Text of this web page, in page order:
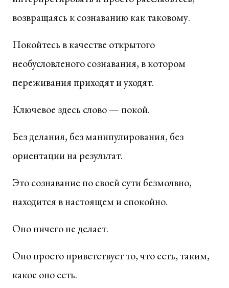
возвращаясь к сознаванию как таковому.
Покойтесь в качестве открытого
необусловленого сознавания, в котором
переживания приходят и уходят.
Ключевое здесь слово — покой.
Без делания, без манипулирования, без
ориентации на результат.
Это сознавание по своей сути безмолвно,
находится в настоящем и спокойно.
Оно ничего не делает.
Оно просто приветствует то, что есть, таким,
какое оно есть.